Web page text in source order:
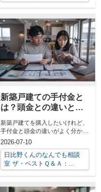
新築戸建ての手付金と
は？頭金との違いと資
金計画の考え方を解説
新築戸建てを購入したいけれど、
手付金と頭金の違いがよく分から
ず、不安なまま話を進めてよいの
か悩んでい...
2026-07-10
日比野くんのなんでも相談
室 ザ・ベストＱ＆Ａ：...